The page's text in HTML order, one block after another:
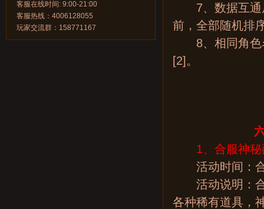
客服在线时间: 9:00-21:00
客服热线：4006128055
玩家交流群：158771167
7、数据互通
前，全部随机排
8、相同角色
[2]。
六
1、合服神秘
活动时间：合
活动说明：合
各种稀有道具，